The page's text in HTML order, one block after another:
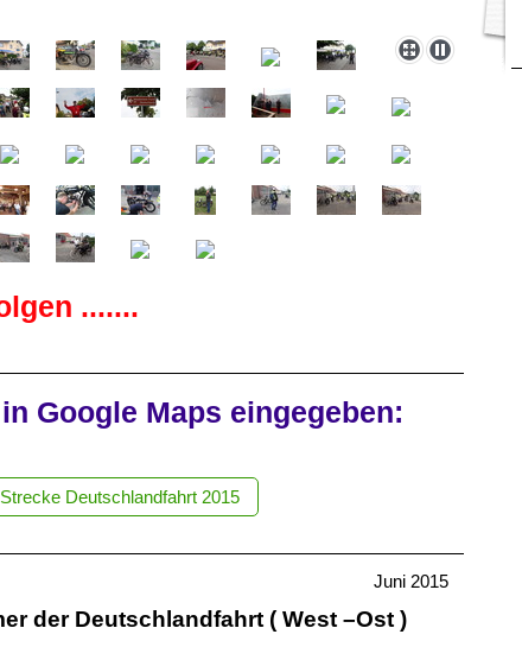
.......
Google Maps eingegeben:
Strecke Deutschlandfahrt 2015
2015
der Deutschlandfahrt ( West –Ost )